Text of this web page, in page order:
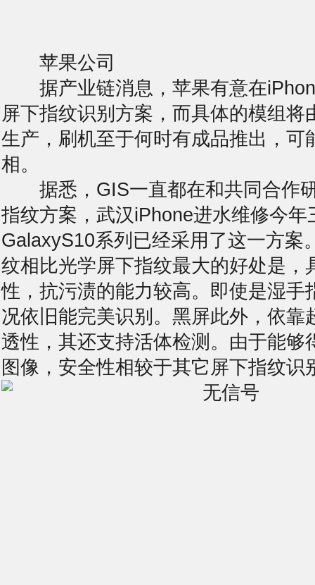
苹果公司
据产业链消息，苹果有意在
屏下指纹识别方案，而具体的模组将
生产， 刷机至于何时有成品推出，可
相。
据悉，GIS一直都在和共同合作
指纹方案，武汉iPhone进水维修今年
GalaxyS10系列已经采用了这一方案
纹相比光学屏下指纹最大的好处是，
性，抗污渍的能力较高。即使是湿手
况依旧能完美识别。 黑屏此外，依靠
透性，其还支持活体检测。由于能够
图像，安全性相较于其它屏下指纹识